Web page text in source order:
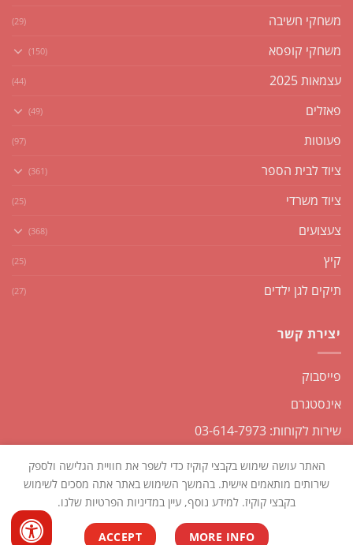
משחקי חשיבה (29)
משחקי קופסא (150)
עצמאות 2025 (44)
פאזלים (49)
פעוטות (97)
ציוד לבית הספר (361)
ציוד משרדי (25)
צעצועים (368)
קיץ (25)
תיקים לגן ילדים (27)
יצירת קשר
פייסבוק
אינסטגרם
שירות לקוחות: 03-614-7973
כל הזכויות שמורות2026 © שקליקו| נבנה ומנוהל על ידי
WEmanage -
ניהול אתרים
האתר עושה שימוש בקבצי קוקיז כדי לשפר את חוויית הגלישה ולספק
שירותים מותאמים אישית. בהמשך השימוש באתר אתה מסכים לשימוש
בקבצי קוקיז. למידע נוסף, עיין במדיניות הפרטיות שלנו.
MORE INFO
ACCEPT